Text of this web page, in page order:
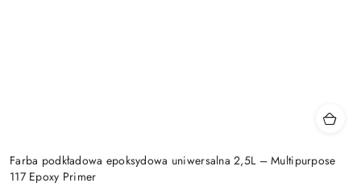
Farba podkładowa epoksydowa uniwersalna 2,5L – Multipurpose
117 Epoxy Primer